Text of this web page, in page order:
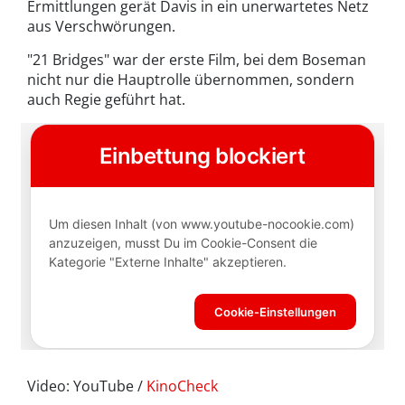
Ermittlungen gerät Davis in ein unerwartetes Netz
aus Verschwörungen.
"21 Bridges" war der erste Film, bei dem Boseman
nicht nur die Hauptrolle übernommen, sondern
auch Regie geführt hat.
Video: YouTube / KinoCheck